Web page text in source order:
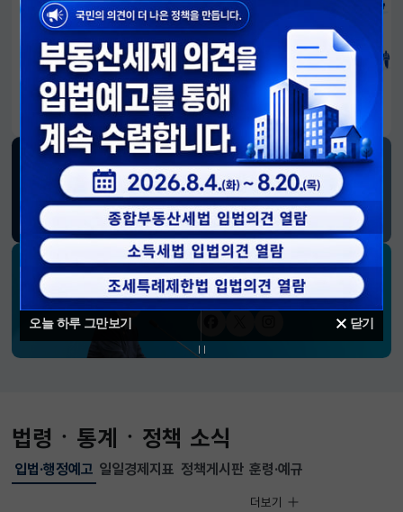
오늘 하루 그만보기 닫기
알림판
국민이 만든 대전환의 길-회복과 도약, 모두의 1년
재정경제부 SNS 소식
블로그페이스북트위터(X)유튜브인스타그램
소통하는 경제 리더 구윤철 장관의
SNS 채널
법령ㆍ통계ㆍ정책 소식
입법·행정예고
선택됨
입법·행정예고
더보기
일일경제지표 정책게시판 훈령·예규